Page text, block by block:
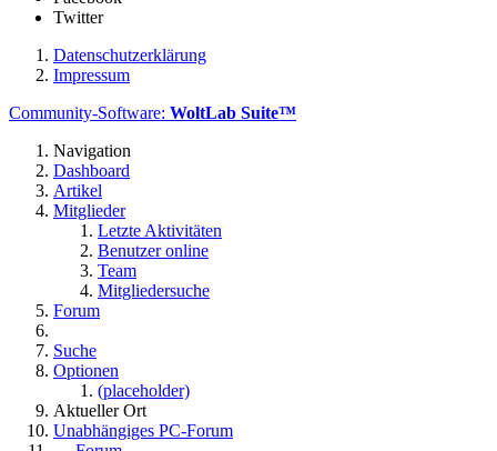
Twitter
Datenschutzerklärung
Impressum
Community-Software: WoltLab Suite™
Navigation
Dashboard
Artikel
Mitglieder
Letzte Aktivitäten
Benutzer online
Team
Mitgliedersuche
Forum
Suche
Optionen
(placeholder)
Aktueller Ort
Unabhängiges PC-Forum